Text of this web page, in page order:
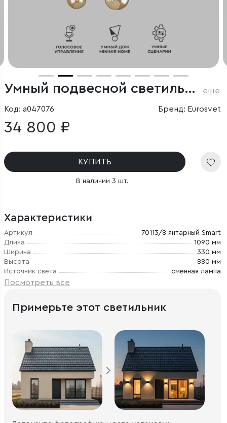
Умный подвесной светильник с круглыми стеклянными плафонами еще
Код: a047076 Бренд: Eurosvet
34 800 ₽
КУПИТЬ
В наличии 3 шт.
Характеристики
Артикул
70113/8 янтарный Smart
Длина
1090 мм
Ширина
330 мм
Высота
880 мм
Источник света
сменная лампа
Посмотреть все
Примерьте этот светильник